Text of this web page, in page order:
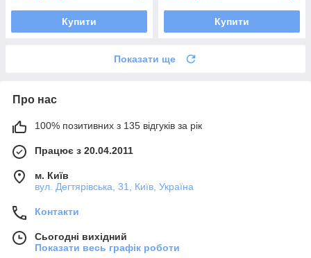
Купити Купити
Показати ще
Про нас
100% позитивних з 135 відгуків за рік
Працює з 20.04.2011
м. Київ
вул. Дегтярівська, 31, Київ, Україна
Контакти
Сьогодні вихідний
Показати весь графік роботи